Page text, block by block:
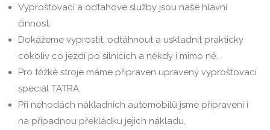
Vyprošťovací a odtahové služby jsou naše hlavní
činnost.
Dokážeme vyprostit, odtáhnout a uskladnit prakticky
cokoliv co jezdí po silnicích a někdy i mimo ně.
Pro těžké stroje máme připraven upravený vyprošťovací
speciál TATRA.
Při nehodách nákladních automobilů jsme připraveni i
na případnou překládku jejich nákladu.